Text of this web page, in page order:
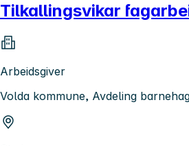
Tilkallingsvikar
Arbeidsgiver
Volda kommune, Avdeling